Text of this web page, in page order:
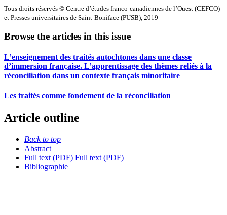
Tous droits réservés © Centre d’études franco-canadiennes de l’Ouest (CEFCO)
et Presses universitaires de Saint-Boniface (PUSB), 2019
Browse the articles in this issue
L’enseignement des traités autochtones dans une classe
d’immersion française. L’apprentissage des thèmes reliés à la
réconciliation dans un contexte français minoritaire
Les traités comme fondement de la réconciliation
Article outline
Back to top
Abstract
Full text (PDF) Full text (PDF)
Bibliographie